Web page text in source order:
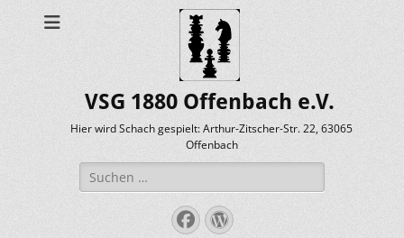
VSG 1880 Offenbach e.V.
Hier wird Schach gespielt: Arthur-Zitscher-Str. 22, 63065
Offenbach
Suche
nach:
Facebook
WordPress